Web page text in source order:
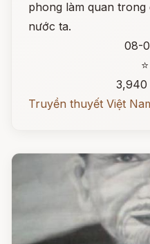
phong làm quan trong
nước ta.
08-
3,940
Truyền thuyết Việt